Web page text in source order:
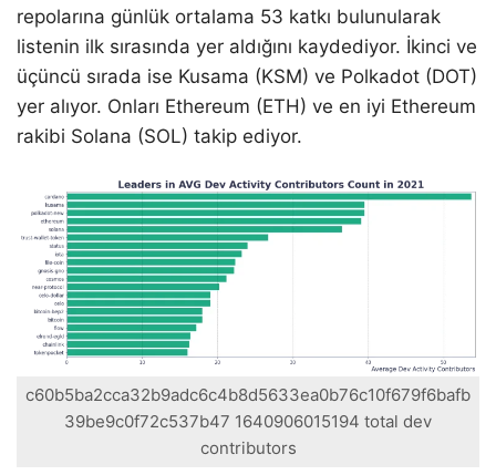
repolarına günlük ortalama 53 katkı bulunularak
listenin ilk sırasında yer aldığını kaydediyor. İkinci ve
üçüncü sırada ise Kusama (KSM) ve Polkadot (DOT)
yer alıyor. Onları Ethereum (ETH) ve en iyi Ethereum
rakibi Solana (SOL) takip ediyor.
c60b5ba2cca32b9adc6c4b8d5633ea0b76c10f679f6bafb
39be9c0f72c537b47 1640906015194 total dev
contributors